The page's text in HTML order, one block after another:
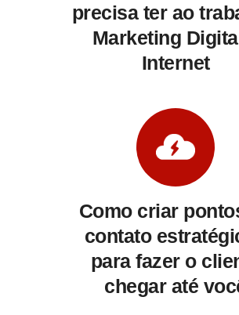
precisa ter ao
Marketing
Internet
Como criar
contato
para fazer o
chegar até